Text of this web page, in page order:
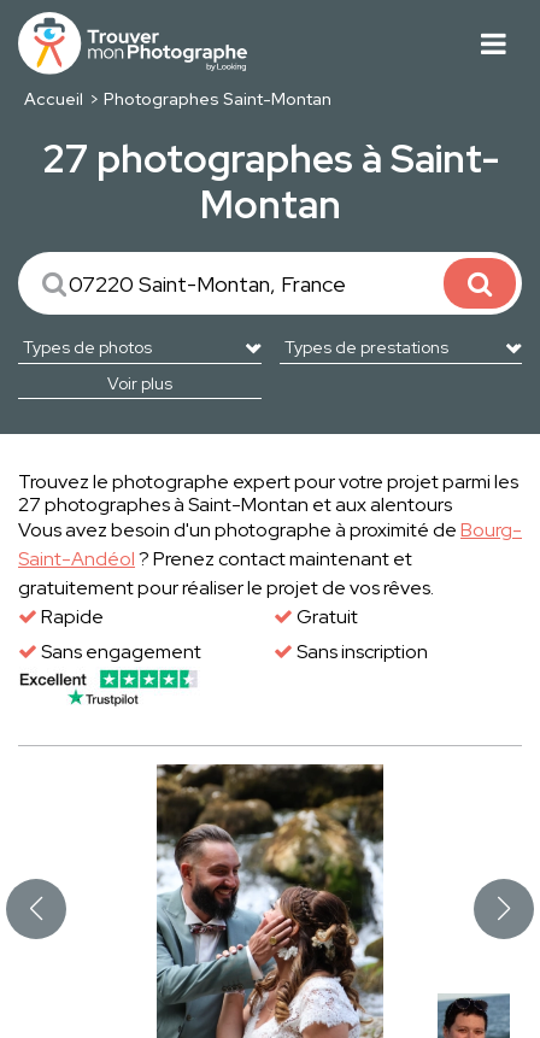
Accueil Photographes Saint-Montan
27 photographes à Saint-
Montan
Voir plus
Trouvez le photographe expert pour votre projet parmi les
27 photographes à Saint-Montan et aux alentours
Vous avez besoin d'un photographe à proximité deBourg-
Saint-Andéol? Prenez contact maintenant et
gratuitement pour réaliser le projet de vos rêves.
Rapide
Gratuit
Sans engagement
Sans inscription